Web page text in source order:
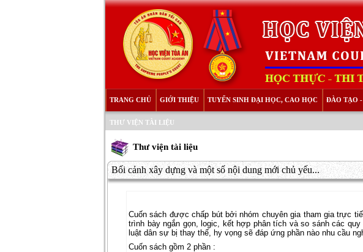
TRANG CHỦ GIỚI THIỆU TUYỂN SINH ĐẠI HỌC, CAO HỌC ĐÀO TẠO
THƯ VIỆN TÀI LIỆU
Thư viện tài liệu
Bối cảnh xây dựng và một số nội dung mới chủ yếu...
Cuốn sách được chấp bút bởi nhóm chuyên gia tham gia trực
trình bày ngắn gọn, logic, kết hợp phân tích và so sánh các
luật dân sự bị thay thế, hy vọng sẽ đáp ứng phần nào nhu cầu
Cuốn sách gồm 2 phần :